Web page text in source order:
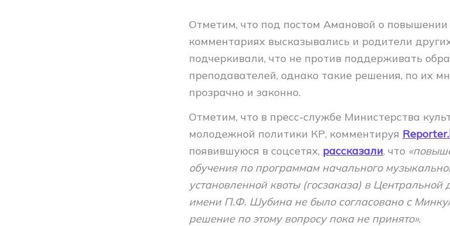
Отметим, что под постом Амановой о повышении
комментариях высказывались и родители
подчеркивали, что не против поддерживать
преподавателей, однако такие решения, по их
прозрачно и законно.
Отметим, что в пресс-службе Министерства
молодежной политики КР, комментируя
появившуюся в соцсетях, рассказали, что
обучения по программам начального
установленной квоты (госзаказа) в
имени П.Ф. Шубина не было согласовано с
решение по этому вопросу пока не принято».